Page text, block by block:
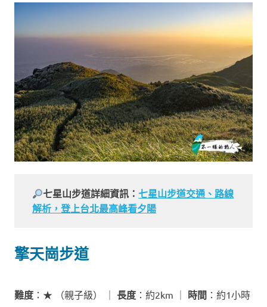
七星山步道詳細資訊：七星山步道交通、路線
解析，登上台北最高峰看夕陽
擎天崗步道
難度 ：★ （親子級） ｜ 長度 ：約2km ｜ 時間 ：約1小時